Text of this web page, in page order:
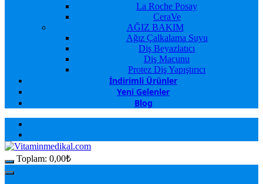
La Roche Posay
CeraVe
AĞIZ BAKIM
Ağız Çalkalama Suyu
Diş Beyazlatıcı
Diş Macunu
Protez Diş Yapıştırıcı
İndirimli Ürünler
Yeni Gelenler
Blog
Toplam: 0,00₺